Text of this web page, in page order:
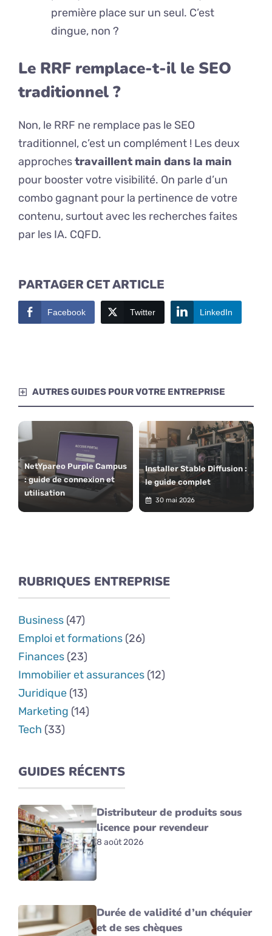
première place sur un seul. C’est
dingue, non ?
Le RRF remplace-t-il le SEO
traditionnel ?
Non, le RRF ne remplace pas le SEO
traditionnel, c’est un complément ! Les deux
approchestravaillent main dans la main
pour booster votre visibilité. On parle d’un
combo gagnant pour la pertinence de votre
contenu, surtout avec les recherches faites
par les IA. CQFD.
PARTAGER CET ARTICLE
Facebook Twitter LinkedIn
AUTRES GUIDES POUR VOTRE ENTREPRISE
NetYpareo Purple Campus
: guide de connexion et
utilisation
Installer Stable Diffusion :
le guide complet
30 mai 2026
RUBRIQUES ENTREPRISE
Business (47)
Emploi et formations (26)
Finances (23)
Immobilier et assurances (12)
Juridique (13)
Marketing (14)
Tech (33)
GUIDES RÉCENTS
Distributeur de produits sous
licence pour revendeur
8 août 2026
Durée de validité d’un chéquier
et de ses chèques